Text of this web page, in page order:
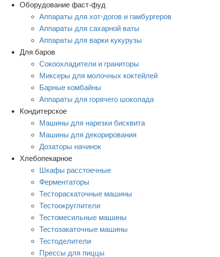
Оборудование фаст-фуд
Аппараты для хот-догов и гамбургеров
Аппараты для сахарной ваты
Аппараты для варки кукурузы
Для баров
Сокоохладители и граниторы
Миксеры для молочных коктейлей
Барные комбайны
Аппараты для горячего шоколада
Кондитерское
Машины для нарезки бисквита
Машины для декорирования
Дозаторы начинок
Хлебопекарное
Шкафы расстоечные
Ферментаторы
Тестораскаточные машины
Тестоокруглители
Тестомесильные машины
Тестозакаточные машины
Тестоделители
Прессы для пиццы